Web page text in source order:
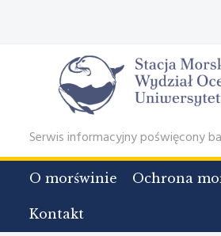
Serwis informacyjny poświęcony
O morświnie Ochrona
Kontakt